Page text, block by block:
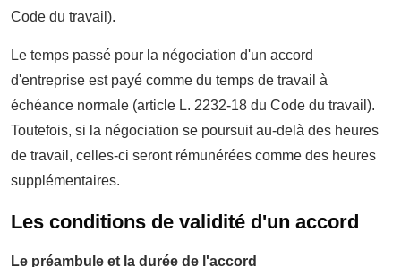
Code du travail).
Le temps passé pour la négociation d'un accord
d'entreprise est payé comme du temps de travail à
échéance normale (article L. 2232-18 du Code du travail).
Toutefois, si la négociation se poursuit au-delà des heures
de travail, celles-ci seront rémunérées comme des heures
supplémentaires.
Les conditions de validité d'un accord
Le préambule et la durée de l'accord